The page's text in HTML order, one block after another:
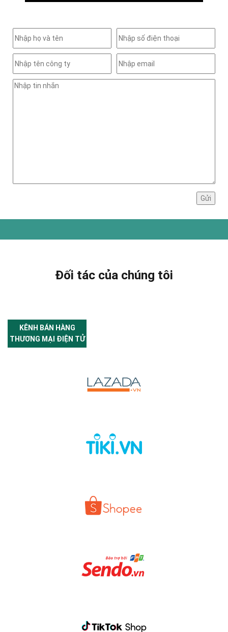
Đối tác của chúng tôi
KÊNH BÁN HÀNG
THƯƠNG MẠI ĐIỆN TỬ